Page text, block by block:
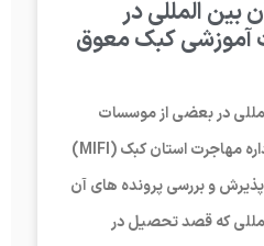
المللی در
آموزشی کبک معوق
در بعضی از موسسات
آموزشی کبک معوق شد! اداره مهاجرت استان کبک (MIFI)
که پذیرش و بررسی پرونده های آن
که قصد تحصیل در